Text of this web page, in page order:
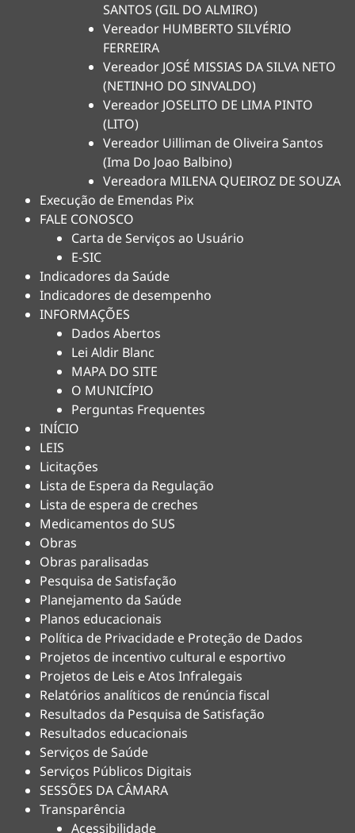
SANTOS (GIL DO ALMIRO)
Vereador HUMBERTO SILVÉRIO
FERREIRA
Vereador JOSÉ MISSIAS DA SILVA NETO
(NETINHO DO SINVALDO)
Vereador JOSELITO DE LIMA PINTO
(LITO)
Vereador Uilliman de Oliveira Santos
(Ima Do Joao Balbino)
Vereadora MILENA QUEIROZ DE SOUZA
Execução de Emendas Pix
FALE CONOSCO
Carta de Serviços ao Usuário
E-SIC
Indicadores da Saúde
Indicadores de desempenho
INFORMAÇÕES
Dados Abertos
Lei Aldir Blanc
MAPA DO SITE
O MUNICÍPIO
Perguntas Frequentes
INÍCIO
LEIS
Licitações
Lista de Espera da Regulação
Lista de espera de creches
Medicamentos do SUS
Obras
Obras paralisadas
Pesquisa de Satisfação
Planejamento da Saúde
Planos educacionais
Política de Privacidade e Proteção de Dados
Projetos de incentivo cultural e esportivo
Projetos de Leis e Atos Infralegais
Relatórios analíticos de renúncia fiscal
Resultados da Pesquisa de Satisfação
Resultados educacionais
Serviços de Saúde
Serviços Públicos Digitais
SESSÕES DA CÂMARA
Transparência
Acessibilidade